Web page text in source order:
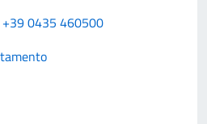
+39 0435 460500